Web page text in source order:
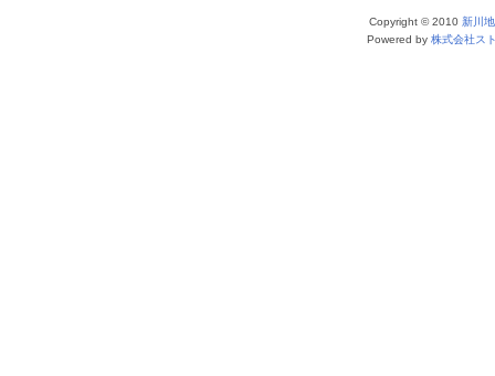
Copyright © 2010 新川
Powered by 株式会社ス